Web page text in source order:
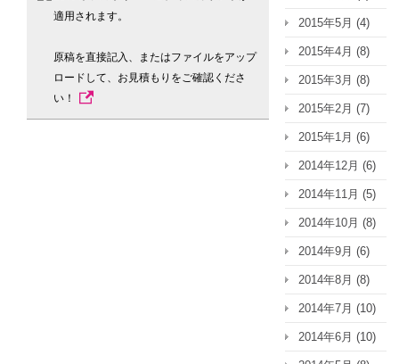
適用されます。
原稿を直接記入、またはファイルをアップ
ロードして、お見積もりをご確認くださ
い！
2015年5月 (4)
2015年4月 (8)
2015年3月 (8)
2015年2月 (7)
2015年1月 (6)
2014年12月 (6)
2014年11月 (5)
2014年10月 (8)
2014年9月 (6)
2014年8月 (8)
2014年7月 (10)
2014年6月 (10)